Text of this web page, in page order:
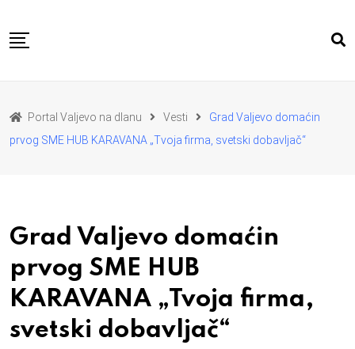
to
REGION
PRIVREDA
POLITIKA
EKOLOGIJA
O NAMA
Portal Valjevo na dlanu Vesti
Grad Valjevo domaćin
prvog SME HUB KARAVANA „Tvoja firma, svetski dobavljač“
Grad Valjevo domaćin
prvog SME HUB
KARAVANA „Tvoja firma,
svetski dobavljač“